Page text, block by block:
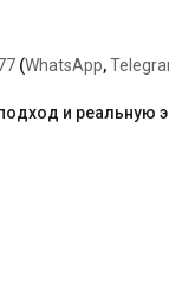
(WhatsApp,
и реальную